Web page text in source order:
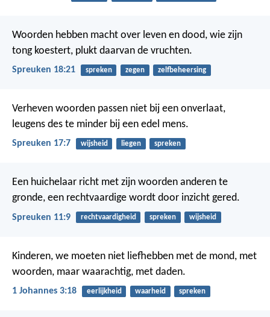
Woorden hebben macht over leven en dood, wie zijn
tong koestert, plukt daarvan de vruchten.
Spreuken 18:21 spreken zegen zelfbeheersing
Verheven woorden passen niet bij een onverlaat,
leugens des te minder bij een edel mens.
Spreuken 17:7 wijsheid liegen spreken
Een huichelaar richt met zijn woorden anderen te
gronde, een rechtvaardige wordt door inzicht gered.
Spreuken 11:9 rechtvaardigheid spreken wijsheid
Kinderen, we moeten niet liefhebben met de mond, met
woorden, maar waarachtig, met daden.
1 Johannes 3:18 eerlijkheid waarheid spreken